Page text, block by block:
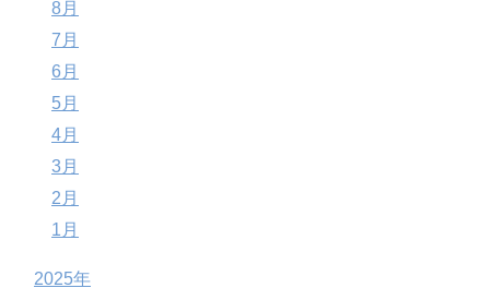
8月
7月
6月
5月
4月
3月
2月
1月
2025年